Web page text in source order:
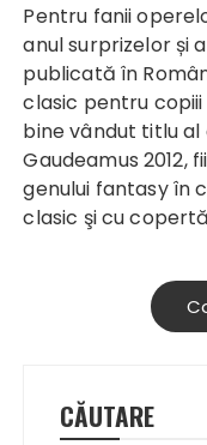
Pentru fanii operelor lui Tolkien, anul 2012 a fost
anul surprizelor și
publicată în
clasic pentru
bine vândut titlu
Gaudeamus 2012,
genului fantasy în
clasic şi cu
CĂUTARE